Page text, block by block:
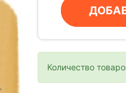
Количество